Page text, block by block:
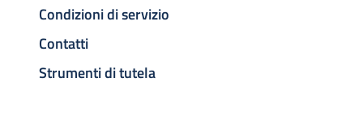
Condizioni di servizio
Contatti
Strumenti di tutela